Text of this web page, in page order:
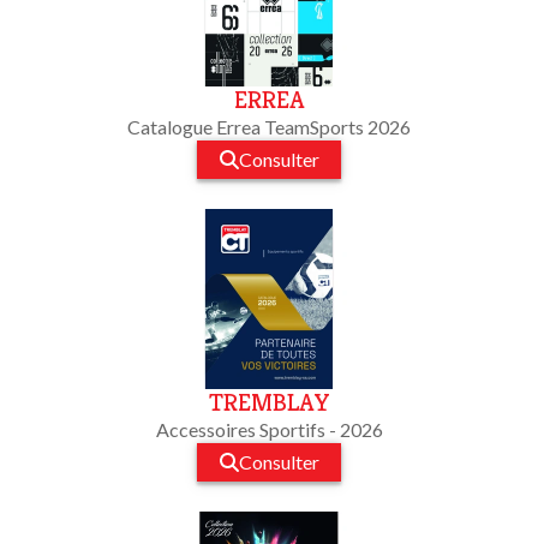
ERREA
Catalogue Errea TeamSports 2026
Consulter
TREMBLAY
Accessoires Sportifs - 2026
Consulter